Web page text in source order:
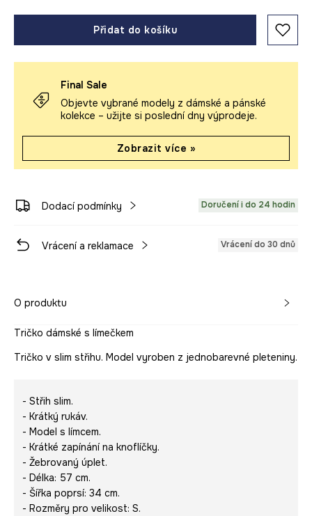
Přidat do košíku
Final Sale
Objevte vybrané modely z dámské a pánské
kolekce – užijte si poslední dny výprodeje.
Zobrazit více »
Dodací podmínky Doručení i do 24 hodin
Vrácení a reklamace Vrácení do 30 dnů
O produktu
Tričko dámské s límečkem
Tričko v slim střihu. Model vyroben z jednobarevné pleteniny.
- Střih slim.
- Krátký rukáv.
- Model s límcem.
- Krátké zapínání na knoflíčky.
- Žebrovaný úplet.
- Délka: 57 cm.
- Šířka poprsí: 34 cm.
- Rozměry pro velikost: S.